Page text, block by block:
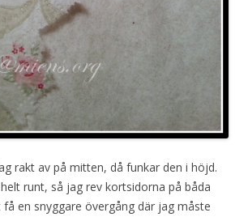
rakt av på mitten, då funkar den i höjd.
runt, så jag rev kortsidorna på båda
en snyggare övergång där jag måste